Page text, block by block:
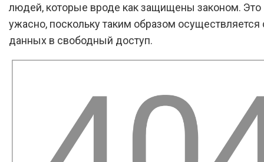
людей, которые вроде как защищены законом. Это
ужасно, поскольку таким образом осуществляется
данных в свободный доступ.